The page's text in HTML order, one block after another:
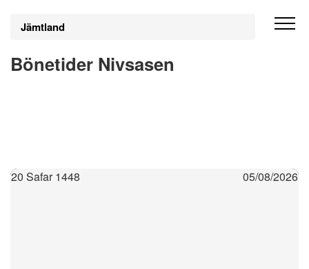
Jämtland
Bönetider Nivsasen
20 Safar 1448 05/08/2026